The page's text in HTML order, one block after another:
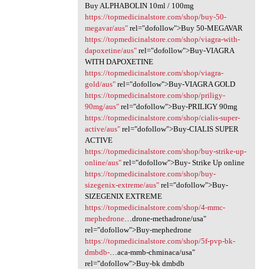
Buy ALPHABOLIN 10ml / 100mg
https://topmedicinalstore.com/shop/buy-50-
megavar/aus"rel="dofollow">Buy 50-MEGAVAR
https://topmedicinalstore.com/shop/viagra-with-
dapoxetine/aus"rel="dofollow">Buy-VIAGRA
WITH DAPOXETINE
https://topmedicinalstore.com/shop/viagra-
gold/aus"rel="dofollow">Buy-VIAGRA GOLD
https://topmedicinalstore.com/shop/priligy-
90mg/aus"rel="dofollow">Buy-PRILIGY 90mg
https://topmedicinalstore.com/shop/cialis-super-
active/aus"rel="dofollow">Buy-CIALIS SUPER
ACTIVE
https://topmedicinalstore.com/shop/buy-strike-up-
online/aus"rel="dofollow">Buy- Strike Up online
https://topmedicinalstore.com/shop/buy-
sizegenix-extreme/aus"rel="dofollow">Buy-
SIZEGENIX EXTREME
https://topmedicinalstore.com/shop/4-mmc-
mephedrone…drone-methadrone/usa"
rel="dofollow">Buy-mephedrone
https://topmedicinalstore.com/shop/5f-pvp-bk-
dmbdb-…aca-mmb-chminaca/usa"
rel="dofollow">Buy-bk dmbdb